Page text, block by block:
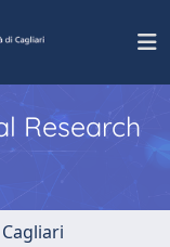
Research